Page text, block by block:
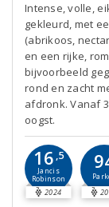
Intense, volle,
gekleurd, met
(abrikoos,
en een rijke,
bijvoorbeeld
rond en zacht
afdronk. Vanaf
oogst.
16,5
Jancis
Robinson
2024